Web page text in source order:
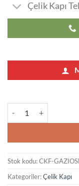
Çelik Kapı
Stok kodu:CKF-
Kategoriler:Çelik Kapı